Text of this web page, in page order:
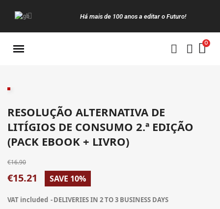
Há mais de 100 anos a editar o Futuro!
RESOLUÇÃO ALTERNATIVA DE
LITÍGIOS DE CONSUMO 2.ª EDIÇÃO
(PACK EBOOK + LIVRO)
€16.90
€15.21 SAVE 10%
VAT included DELIVERIES IN 2 TO 3 BUSINESS DAYS